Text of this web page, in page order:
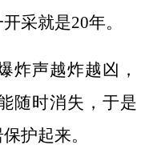
采就是20年。
声越炸越凶，
随时消失，于是
护起来。